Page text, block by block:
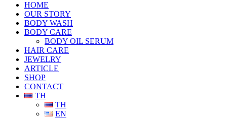
HOME
OUR STORY
BODY WASH
BODY CARE
BODY OIL SERUM
HAIR CARE
JEWELRY
ARTICLE
SHOP
CONTACT
TH
TH
EN